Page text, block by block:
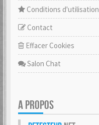
Conditions d'utilisation
Contact
Effacer Cookies
Salon Chat
A PROPOS